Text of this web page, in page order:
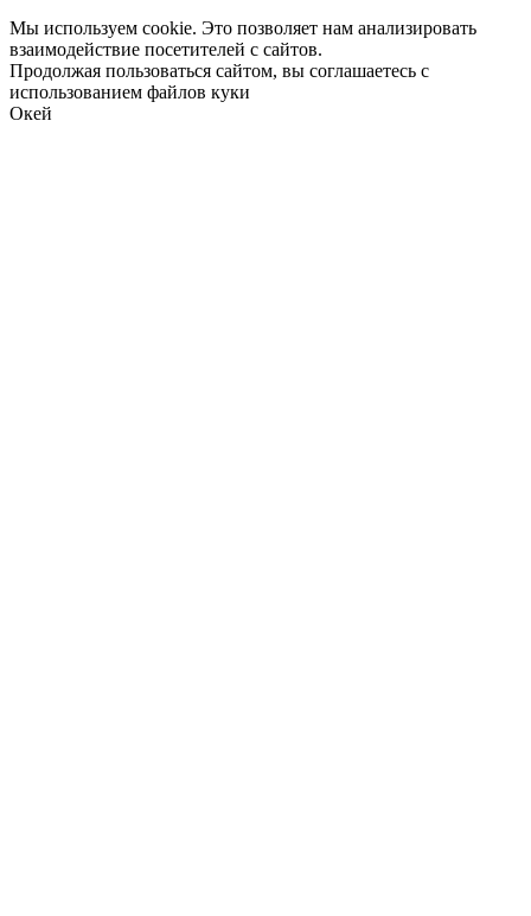
Мы используем cookie. Это позволяет нам анализировать
взаимодействие посетителей с сайтов.
Продолжая пользоваться сайтом, вы соглашаетесь с
использованием файлов куки
Окей